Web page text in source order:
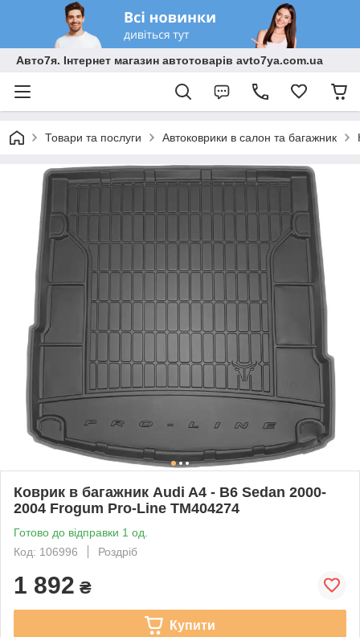
Авто7я. Інтернет магазин автотоварів avto7ya.com.ua
Товари та послуги Автоковрики в салон та багажник
Коврик в багажник Audi A4 - B6 Sedan 2000-
2004 Frogum Pro-Line TM404274
Готово до відправки 1 од.
Код: 106996
Роздріб
1 892 ₴
Купити